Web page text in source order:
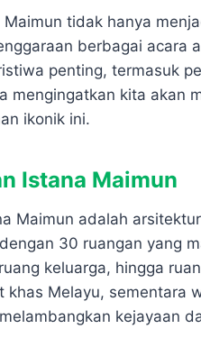
tidak hanya
berbagai acara
penting, termasuk
mengingatkan kita akan
ikonik ini.
Istana Maimun
Maimun adalah
30 ruangan yang
keluarga, hingga
Melayu, sementara
kejayaan